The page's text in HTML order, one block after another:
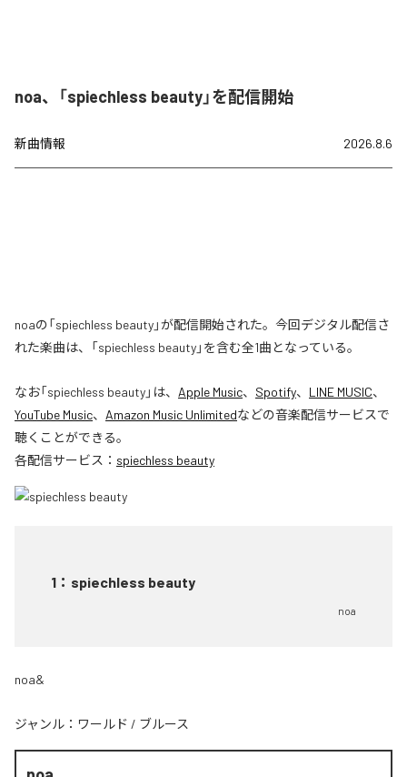
noa、「spiechless beauty」を配信開始
新曲情報 2026.8.6
noaの「spiechless beauty」が配信開始された。今回デジタル配信さ
れた楽曲は、「spiechless beauty」を含む全1曲となっている。
なお「spiechless beauty」は、 Apple Music、 Spotify、 LINE MUSIC、
YouTube Music、 Amazon Music Unlimitedなどの音楽配信サービスで
聴くことができる。
各配信サービス： spiechless beauty
1 ： spiechless beauty
noa
noa&
ジャンル： ワールド / ブルース